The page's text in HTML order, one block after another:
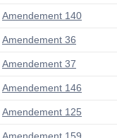
Amendement 140
Amendement 36
Amendement 37
Amendement 146
Amendement 125